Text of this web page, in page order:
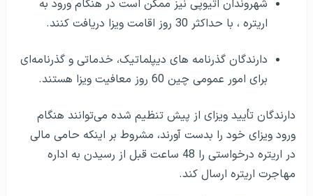
شهروندان اتیوپی نیز ممکن است در هنگام ورود به
اریتره ، با حداکثر 30 روز اقامت ویزا دریافت کنند.
دارندگان گذرنامه های دیپلماتیک، خدماتی و گذرنامه‌ای
برای امور عمومی چین 60 روز معافیت ویزا هستند.
دارندگان تأیید ویزای از پیش تنظیم شده می‌توانند هنگام
ورود ویزای خود را بدست آورند، مشروط بر اینکه حامی مالی
در اریتره درخواستی را 48 ساعت قبل از رسیدن به اداره
مهاجرت اریتره ارسال کند.